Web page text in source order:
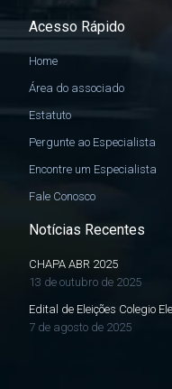
Acesso Rápido
Home
Área do associado
Estatuto
Pergunte ao Especialista
Encontre um Especialista
Fale Conosco
Notícias Recentes
CHAPA ABR 2025
13 de outubro de 2025
Edital de Eleições Colegio
7 de agosto de 2025